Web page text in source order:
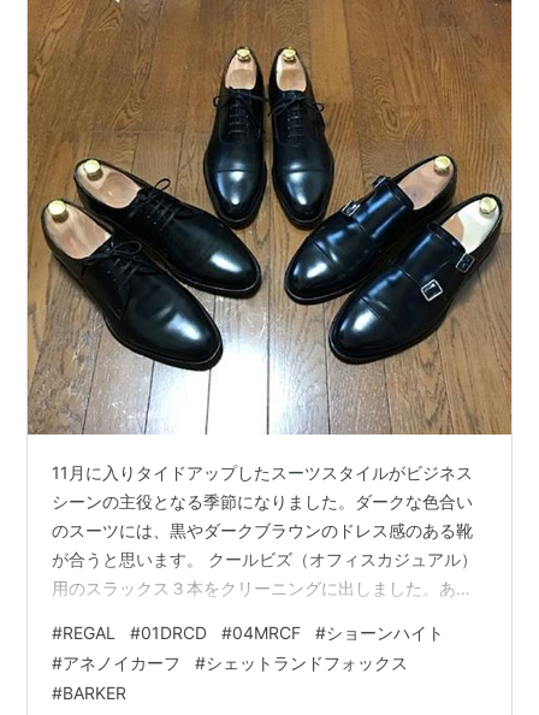
11月に入りタイドアップしたスーツスタイルがビジネス
シーンの主役となる季節になりました。ダークな色合い
のスーツには、黒やダークブラウンのドレス感のある靴
が合うと思います。 クールビズ（オフィスカジュアル）
用のスラックス３本をクリーニングに出しました。あわ
る明るい色味の茶色２足を仕舞い、スーツスタイルに合
わせる黒のビジネス（ドレス）シューズ３足に衣替えを
しました。 genuinestyle.hatenablog.com タイドアップ
#REGAL #01DRCD #04MRCF #ショーンハイト
#アネノイカーフ #シェットランドフォックス
#BARKER